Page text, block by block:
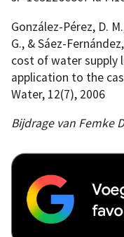
González-Pérez, D.
G., & Sáez-
cost of water supply
application to the
Water, 12(7), 2006
Bijdrage van Femke